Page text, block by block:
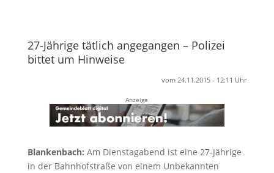
27-Jährige tätlich angegangen – Polizei
bittet um Hinweise
vom 24.11.2015 - 12:11 Uhr
Anzeige
Blankenbach: Am Dienstagabend ist eine 27-Jährige
in der Bahnhofstraße von einem Unbekannten